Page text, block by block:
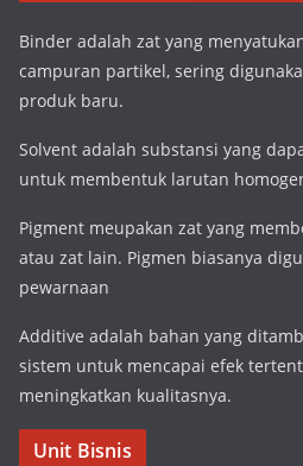
Binder adalah zat yang
campuran partikel, sering
produk baru.
Solvent adalah substansi yang
untuk membentuk larutan
Pigment meupakan zat yang
atau zat lain. Pigmen biasanya
pewarnaan
Additive adalah bahan yang
sistem untuk mencapai efek
meningkatkan kualitasnya.
Unit Bisnis